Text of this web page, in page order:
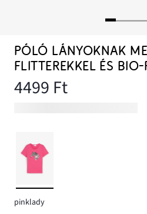
PÓLÓ LÁNYOKNAK
FLITTEREKKEL ÉS
4499 Ft
pinklady